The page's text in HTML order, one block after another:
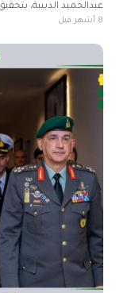
عبدالحميد الدبيبة،
وزارة الخارجية الليبية
8 أشهر قبل